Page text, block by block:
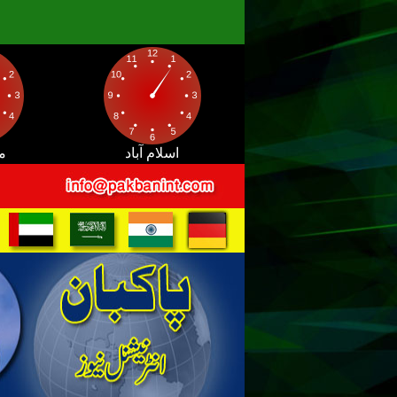
اسلام آباد